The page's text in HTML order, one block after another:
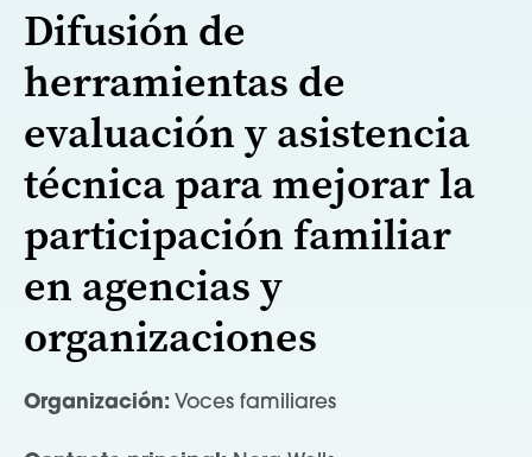
Difusión de
herramientas de
evaluación y asistencia
técnica para mejorar la
participación familiar
en agencias y
organizaciones
Organización: Voces familiares